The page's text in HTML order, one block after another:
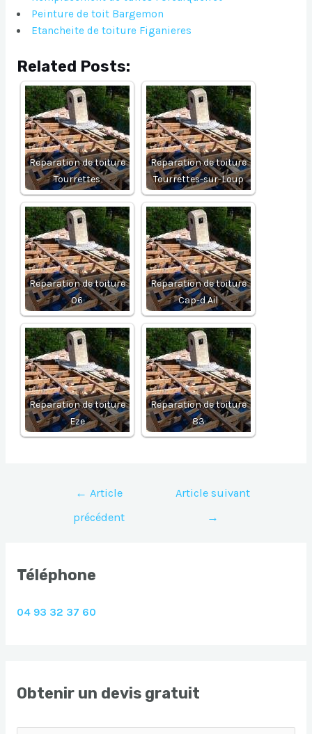
Peinture de toit Bargemon
Etancheite de toiture Figanieres
Related Posts:
Reparation de toiture
Tourrettes
Reparation de toiture
Tourrettes-sur-Loup
Reparation de toiture
06
Reparation de toiture
Cap-d Ail
Reparation de toiture
Eze
Reparation de toiture
83
Navigation
l’article
← Article
précédent
Article suivant
→
Téléphone
04 93 32 37 60
Obtenir un devis gratuit